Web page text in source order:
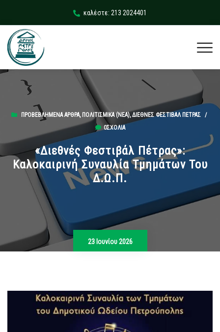
καλέστε: 213 2024401
ΠΡΟΒΕΒΛΗΜΈΝΑ ΆΡΘΡΑ, ΠΟΛΙΤΙΣΜΙΚΆ (ΝΕΑ),ΔΙΕΘΝΈΣ ΦΕΣΤΙΒΆΛ ΠΈΤΡΑΣ/
0ΣΧΌΛΙΑ
«Διεθνές Φεστιβάλ Πέτρας»:
Καλοκαιρινή Συναυλία Τμημάτων Του
Δ.Ω.Π.
23 Ιουνίου 2026